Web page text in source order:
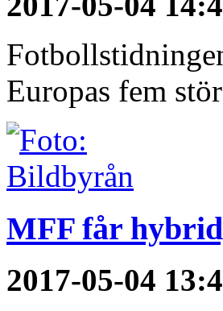
Europas fem
MFF får
2017-05-04